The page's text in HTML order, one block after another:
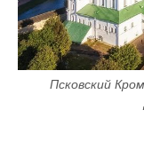
Псковский